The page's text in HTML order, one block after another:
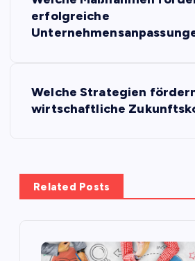
erfolgreiche
Welche Strategien
wirtschaftliche
Related Posts